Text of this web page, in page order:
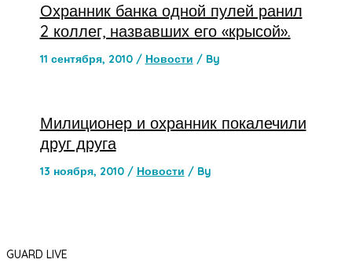
Охранник банка одной пулей ранил
2 коллег, назвавших его «крысой».
11 сентября, 2010 / Новости / By
Милиционер и охранник покалечили
друг друга
13 ноября, 2010 / Новости / By
GUARD LIVE